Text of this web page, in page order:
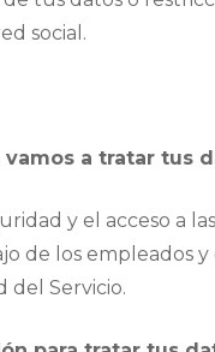
social.
a tratar tus
y el acceso a
de los empleados y
del Servicio.